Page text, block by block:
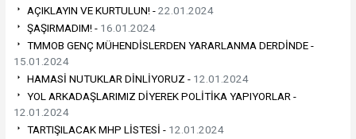
AÇIKLAYIN VE KURTULUN! -22.01.2024
ŞAŞIRMADIM! - 16.01.2024
TMMOB GENÇ MÜHENDİSLERDEN YARARLANMA DERDİNDE -
15.01.2024
HAMASİ NUTUKLAR DİNLİYORUZ - 12.01.2024
YOL ARKADAŞLARIMIZ DİYEREK POLİTİKA YAPIYORLAR -
12.01.2024
TARTIŞILACAK MHP LİSTESİ - 12.01.2024